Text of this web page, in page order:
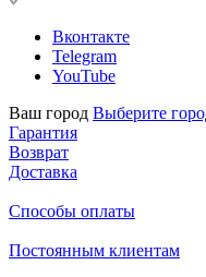
Вконтакте
Telegram
YouTube
Ваш город Выберите
Гарантия
Возврат
Доставка
Способы оплаты
Постоянным клиентам